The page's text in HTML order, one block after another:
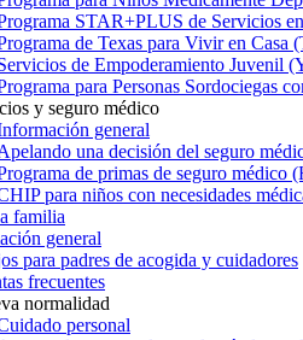
STAR+PLUS de Servicios
de Texas para Vivir en Casa
de Empoderamiento Juvenil
para Personas Sordociegas
y seguro médico
general
una decisión del seguro
de primas de seguro médico
para niños con necesidades
familia
general
para padres de acogida y cuidadores
frecuentes
normalidad
personal